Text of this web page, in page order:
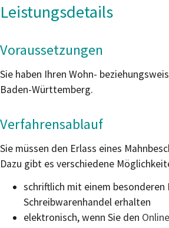
Leistungsdetails
Voraussetzungen
Sie haben Ihren Wohn-
Baden-Württemberg.
Verfahrensablauf
Sie müssen den Erlass eines
Dazu gibt es verschiedene
schriftlich mit einem besonderen
Schreibwarenhandel erhalten
elektronisch, wenn Sie den